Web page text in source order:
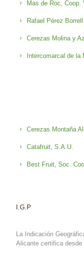
Mas de Roc, Coop.
Rafael Pérez Borrell
Cerezas Molina y
Intercomarcal de la
Cerezas Montaña
Catafruit, S.A.U.
Best Fruit, Soc.
I.G.P
La Indicación
Alicante certifica